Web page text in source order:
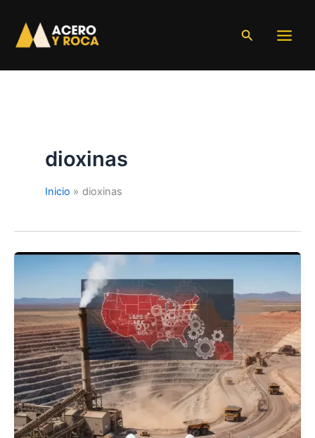
contenido
Buscar
dioxinas
Inicio dioxinas